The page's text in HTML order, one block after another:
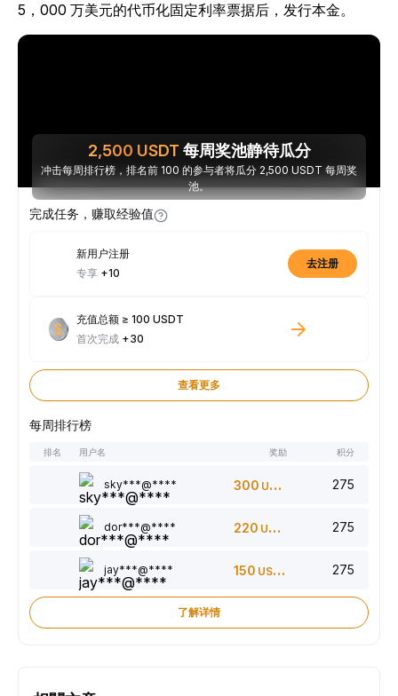
5，000 万美元的代币化固定利率票据后，发行本金。
2,500 USDT 每周奖池静待瓜分
冲击每周排行榜，排名前 100 的参与者将瓜分 2,500 USDT 每周奖
池。
完成任务，赚取经验值
新用户注册
专享 +10
去注册
充值总额 ≥ 100 USDT
首次完成 +30
查看更多
每周排行榜
排名 用户名 奖励 积分
sky***@**** 300 USDT 275
dor***@**** 220 USDT 275
jay***@**** 150 USDT 275
了解详情